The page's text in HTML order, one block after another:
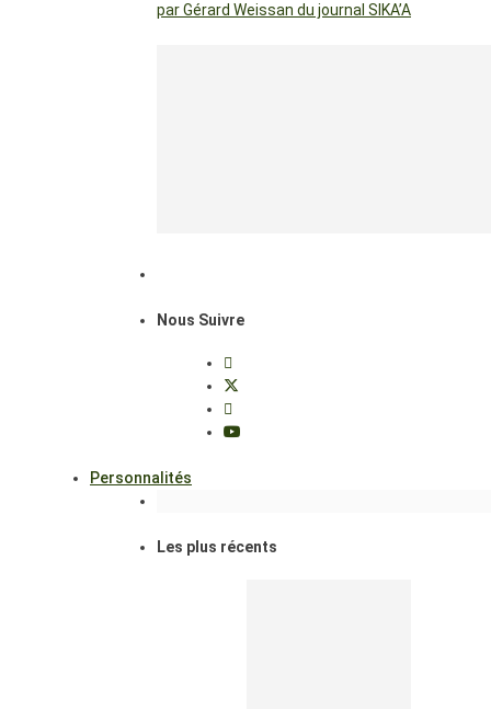
par Gérard Weissan du journal SIKA’A
Nous Suivre
Personnalités
Les plus récents